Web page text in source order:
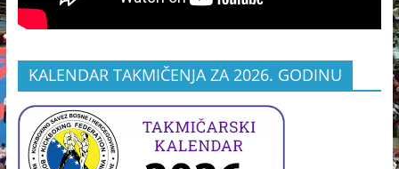
KALENDAR TAKMIČENJA ZA 2026. GODINU